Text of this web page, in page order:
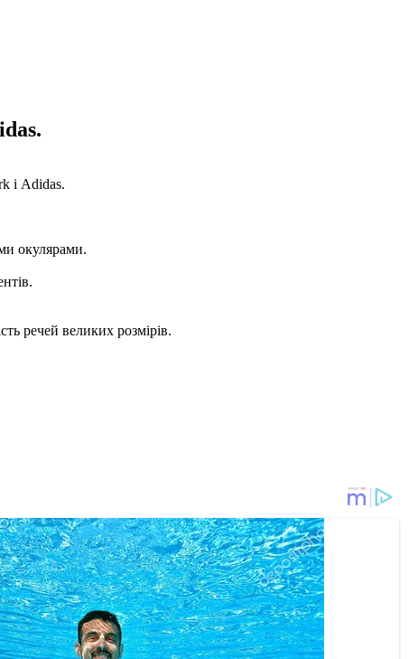
і Adidas.
окулярами.
речей великих розмірів.